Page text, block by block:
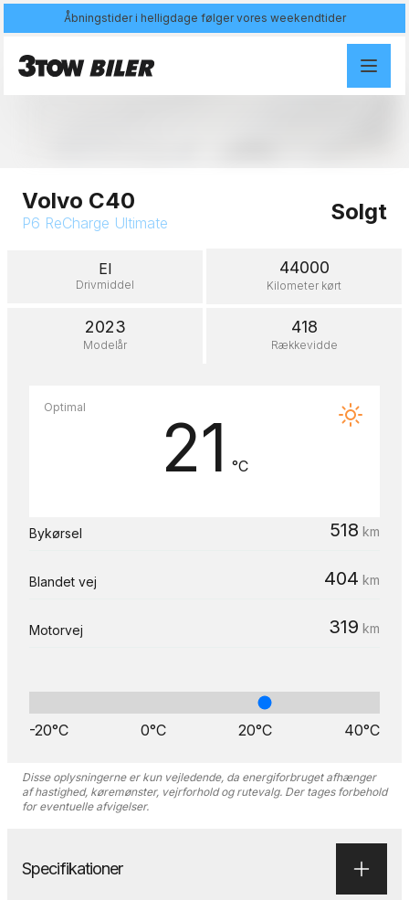
Åbningstider i helligdage følger vores weekendtider
Åben galleri
Volvo C40
P6 ReCharge Ultimate Solgt
El
Drivmiddel
44000
Kilometer kørt
2023
Modelår
418
Rækkevidde
Optimal
21 °C
Bykørsel 518 km
Blandet vej 404 km
Motorvej 319 km
-20°C 0°C 20°C 40°C
Disse oplysningerne er kun vejledende, da energiforbruget afhænger
af hastighed, køremønster, vejrforhold og rutevalg. Der tages forbehold
for eventuelle afvigelser.
Specifikationer